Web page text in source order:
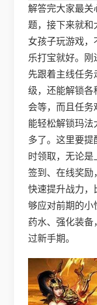
解答完大家最
题，接下来就
女孩子玩游戏
乐打宝就好。刚
先跟着主线任
级，还能解锁
会等，而且任
能轻松解锁玛
多了。这里要
时领取，无论
签到、在线奖
快速提升战力，
够应对前期的
药水、强化装
过新手期。